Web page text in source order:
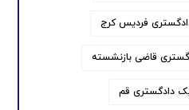
فردیس کرج
قاضی بازنشسته
دادگستری قم